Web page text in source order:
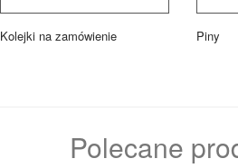
Kolejki na zamówienie Piny
Polecane